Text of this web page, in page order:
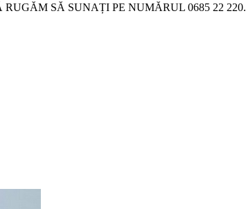
SĂ SUNAȚI PE NUMĂRUL 0685 22 220.